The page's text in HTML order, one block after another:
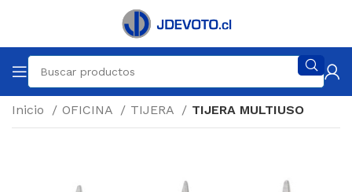
Inicio OFICINA TIJERA TIJERA MULTIUSO